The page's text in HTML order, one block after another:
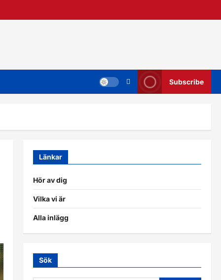
Subscribe
Länkar
Hör av dig
Vilka vi är
Alla inlägg
Sök